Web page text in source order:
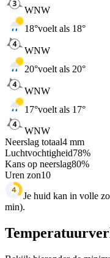
WNW
18°voelt als 18°
WNW
20°voelt als 20°
WNW
17°voelt als 17°
WNW
Neerslag totaal4 mm
Luchtvochtigheid78%
Kans op neerslag80%
Uren zon10
Je huid kan in volle
min).